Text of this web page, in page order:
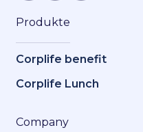
Produkte
Corplife benefit
Corplife Lunch
Company